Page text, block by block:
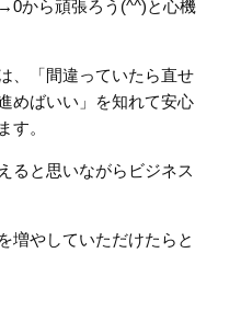
から頑張ろう(^^)と心機
、「間違っていたら直せ
めばいい」を知れて安心
す。
ると思いながらビジネス
増やしていただけたらと